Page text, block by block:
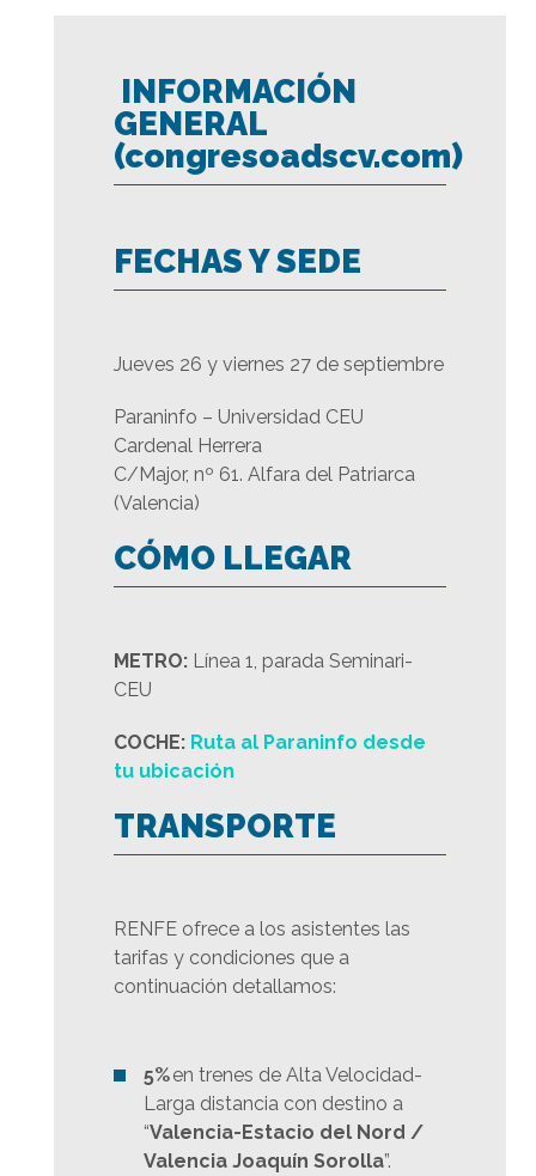
INFORMACIÓN
GENERAL
(congresoadscv.com)
FECHAS Y SEDE
Jueves 26 y viernes 27 de septiembre
Paraninfo – Universidad CEU
Cardenal Herrera
C/Major, nº 61. Alfara del Patriarca
(Valencia)
CÓMO LLEGAR
METRO: Línea 1, parada Seminari-
CEU
COCHE: Ruta al Paraninfo desde
tu ubicación
TRANSPORTE
RENFE ofrece a los asistentes las
tarifas y condiciones que a
continuación detallamos:
5%en trenes de Alta Velocidad-
Larga distancia con destino a
“Valencia-Estacio del Nord /
Valencia Joaquín Sorolla”.